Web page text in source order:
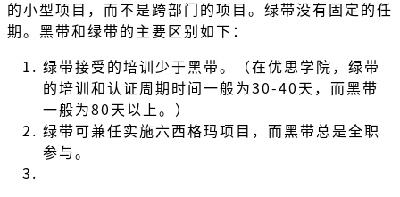
的小型项目，而不是跨部门的项目。绿带没有固定的任
期。黑带和绿带的主要区别如下：
绿带接受的培训少于黑带。（在优思学院，绿带
的培训和认证周期时间一般为30-40天，而黑带
一般为80天以上。）
绿带可兼任实施六西格玛项目，而黑带总是全职
参与。